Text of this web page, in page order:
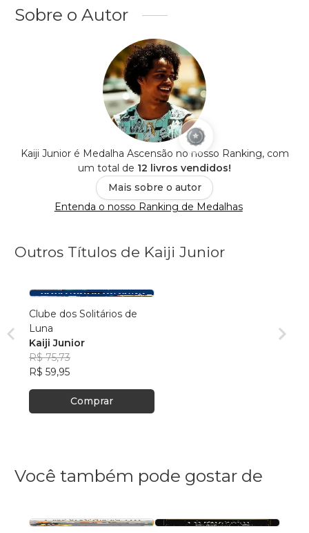
Sobre o Autor
Kaiji Junior é Medalha Ascensão no nosso Ranking, com
um total de 12 livros vendidos!
Mais sobre o autor
Entenda o nosso Ranking de Medalhas
Outros Títulos de Kaiji Junior
Clube dos Solitários de
Luna
Kaiji Junior
R$ 75,73
R$ 59,95
Comprar
Você também pode gostar de